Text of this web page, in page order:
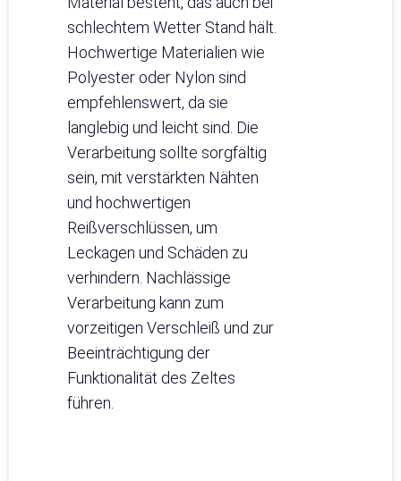
schlechtem Wetter Stand hält.
Hochwertige Materialien wie
Polyester oder Nylon sind
empfehlenswert, da sie
langlebig und leicht sind. Die
Verarbeitung sollte sorgfältig
sein, mit verstärkten Nähten
und hochwertigen
Reißverschlüssen, um
Leckagen und Schäden zu
verhindern. Nachlässige
Verarbeitung kann zum
vorzeitigen Verschleiß und zur
Beeinträchtigung der
Funktionalität des Zeltes
führen.